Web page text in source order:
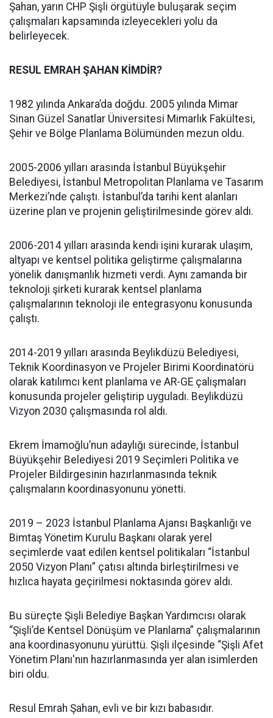
Şahan, yarın CHP Şişli örgütüyle buluşarak seçim
çalışmaları kapsamında izleyecekleri yolu da
belirleyecek.
RESUL EMRAH ŞAHAN KİMDİR?
1982 yılında Ankara’da doğdu. 2005 yılında Mimar
Sinan Güzel Sanatlar Üniversitesi Mimarlık Fakültesi,
Şehir ve Bölge Planlama Bölümünden mezun oldu.
2005-2006 yılları arasında İstanbul Büyükşehir
Belediyesi, İstanbul Metropolitan Planlama ve Tasarım
Merkezi’nde çalıştı. İstanbul’da tarihi kent alanları
üzerine plan ve projenin geliştirilmesinde görev aldı.
2006-2014 yılları arasında kendi işini kurarak ulaşım,
altyapı ve kentsel politika geliştirme çalışmalarına
yönelik danışmanlık hizmeti verdi. Aynı zamanda bir
teknoloji şirketi kurarak kentsel planlama
çalışmalarının teknoloji ile entegrasyonu konusunda
çalıştı.
2014-2019 yılları arasında Beylikdüzü Belediyesi,
Teknik Koordinasyon ve Projeler Birimi Koordinatörü
olarak katılımcı kent planlama ve AR-GE çalışmaları
konusunda projeler geliştirip uyguladı. Beylikdüzü
Vizyon 2030 çalışmasında rol aldı.
Ekrem İmamoğlu’nun adaylığı sürecinde, İstanbul
Büyükşehir Belediyesi 2019 Seçimleri Politika ve
Projeler Bildirgesinin hazırlanmasında teknik
çalışmaların koordinasyonunu yönetti.
2019 – 2023 İstanbul Planlama Ajansı Başkanlığı ve
Bimtaş Yönetim Kurulu Başkanı olarak yerel
seçimlerde vaat edilen kentsel politikaları “İstanbul
2050 Vizyon Planı” çatısı altında birleştirilmesi ve
hızlıca hayata geçirilmesi noktasında görev aldı.
Bu süreçte Şişli Belediye Başkan Yardımcısı olarak
“Şişli’de Kentsel Dönüşüm ve Planlama” çalışmalarının
ana koordinasyonunu yürüttü. Şişli ilçesinde “Şişli Afet
Yönetim Planı'nın hazırlanmasında yer alan isimlerden
biri oldu.
Resul Emrah Şahan, evli ve bir kızı babasıdır.